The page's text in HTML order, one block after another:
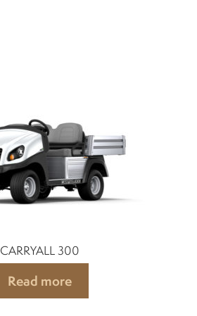
CARRYALL 300
Read more